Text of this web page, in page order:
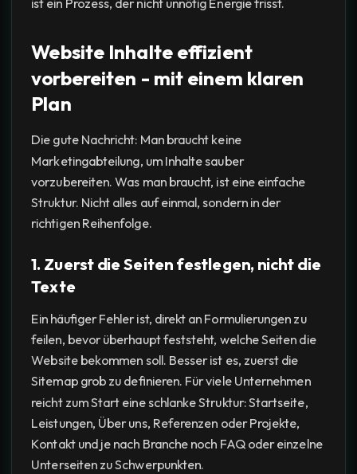
Website Inhalte effizient
vorbereiten - mit einem klaren
Plan
Die gute Nachricht: Man braucht keine
Marketingabteilung, um Inhalte sauber
vorzubereiten. Was man braucht, ist eine einfache
Struktur. Nicht alles auf einmal, sondern in der
richtigen Reihenfolge.
1. Zuerst die Seiten festlegen, nicht die
Texte
Ein häufiger Fehler ist, direkt an Formulierungen zu
feilen, bevor überhaupt feststeht, welche Seiten die
Website bekommen soll. Besser ist es, zuerst die
Sitemap grob zu definieren. Für viele Unternehmen
reicht zum Start eine schlanke Struktur: Startseite,
Leistungen, Über uns, Referenzen oder Projekte,
Kontakt und je nach Branche noch FAQ oder einzelne
Unterseiten zu Schwerpunkten.